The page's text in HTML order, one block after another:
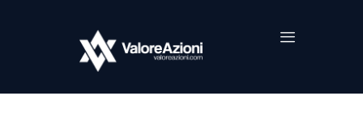
Home
Investimenti
Borsa